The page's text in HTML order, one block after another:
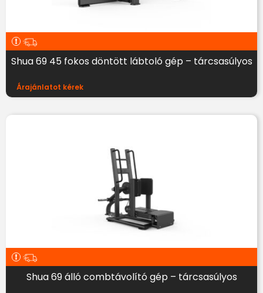
Shua 69 45 fokos döntött lábtoló gép – tárcsasúlyos
Árajánlatot kérek
Shua 69 álló combtávolító gép – tárcsasúlyos